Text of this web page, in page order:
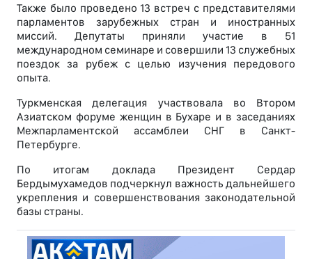
Также было проведено 13 встреч с представителями
парламентов зарубежных стран и иностранных
миссий. Депутаты приняли участие в 51
международном семинаре и совершили 13 служебных
поездок за рубеж с целью изучения передового
опыта.
Туркменская делегация участвовала во Втором
Азиатском форуме женщин в Бухаре и в заседаниях
Межпарламентской ассамблеи СНГ в Санкт-
Петербурге.
По итогам доклада Президент Сердар
Бердымухамедов подчеркнул важность дальнейшего
укрепления и совершенствования законодательной
базы страны.